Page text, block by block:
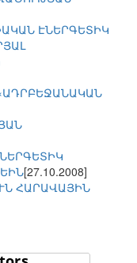
ԷՆԵՐԳԵՏԻԿ
[27.10.2008]
ՀԱՐԱՎԱՅԻՆ